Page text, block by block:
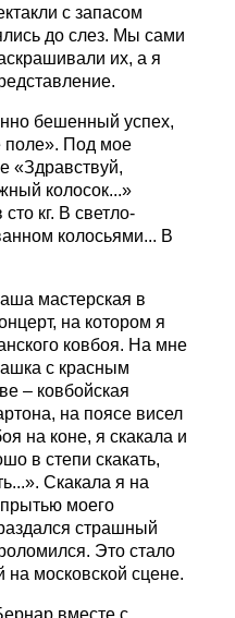
с запасом
до слез. Мы сами
их, а я
бешенный успех,
поле». Под мое
«Здравствуй,
колосок...»
кг. В светло-
колосьями... В
мастерская в
на котором я
ковбоя. На мне
с красным
– ковбойская
на поясе висел
на коне, я скакала и
в степи скакать,
Скакала я на
моего
страшный
Это стало
московской сцене.
вместе с